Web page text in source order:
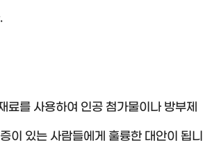
료를 사용하여 인공 첨가물이나 방부제
이 있는 사람들에게 훌륭한 대안이 됩니